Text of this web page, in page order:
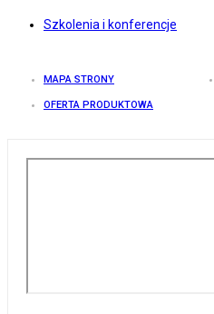
Szkolenia i konferencje
MAPA STRONY
OFERTA PRODUKTOWA